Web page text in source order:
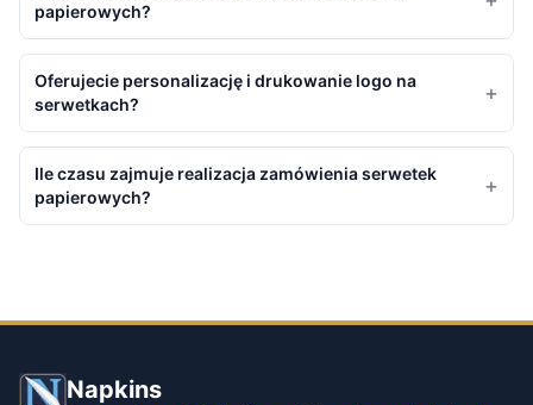
papierowych?
Oferujecie personalizację i drukowanie logo na
serwetkach?
+
Ile czasu zajmuje realizacja zamówienia serwetek
papierowych?
+
Napkins